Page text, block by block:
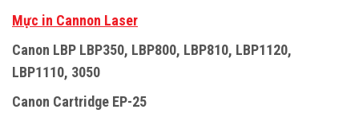
Mực in Cannon Laser
Canon LBP LBP350, LBP800, LBP810, LBP1120,
LBP1110, 3050
Canon Cartridge EP-25